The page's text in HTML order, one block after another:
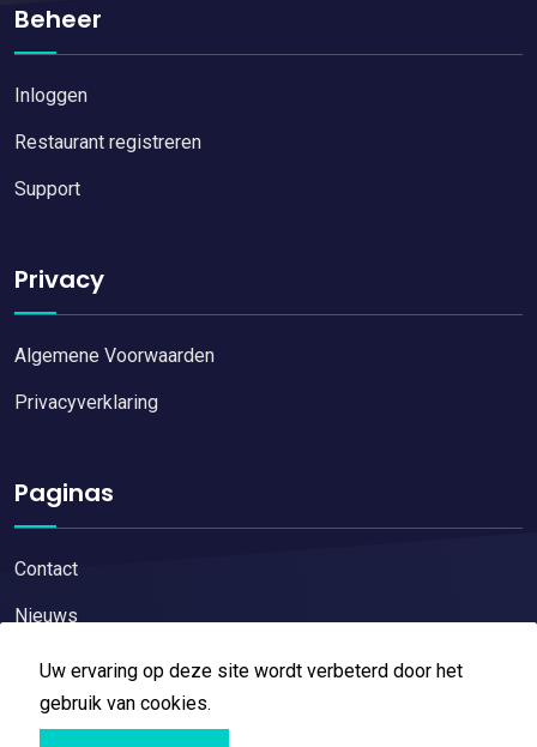
Uw ervaring op deze site wordt verbeterd door het
gebruik van cookies.
Beheer
Inloggen
Restaurant registreren
Support
Privacy
Algemene Voorwaarden
Privacyverklaring
Paginas
Contact
Nieuws